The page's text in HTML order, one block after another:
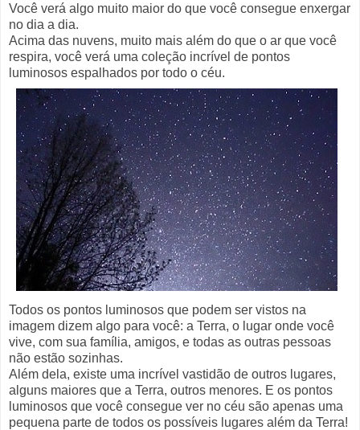
Você verá algo muito maior do que você consegue enxergar
no dia a dia.
Acima das nuvens, muito mais além do que o ar que você
respira, você verá uma coleção incrível de pontos
luminosos espalhados por todo o céu.
Todos os pontos luminosos que podem ser vistos na
imagem dizem algo para você: a Terra, o lugar onde você
vive, com sua família, amigos, e todas as outras pessoas
não estão sozinhas.
Além dela, existe uma incrível vastidão de outros lugares,
alguns maiores que a Terra, outros menores. E os pontos
luminosos que você consegue ver no céu são apenas uma
pequena parte de todos os possíveis lugares além da Terra!